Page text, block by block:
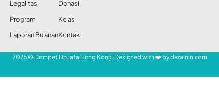
Legalitas
Program
Laporan Bulanan
Donasi
Kelas
Kontak
2025 © Dompet Dhuafa Hong Kong. Designed with ❤️ bydezainin.com